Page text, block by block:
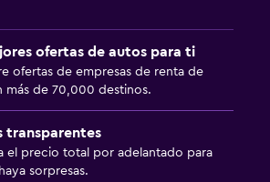
ofertas de autos para ti
ofertas de empresas de renta de
más de 70,000 destinos.
transparentes
el precio total por adelantado para
sorpresas.